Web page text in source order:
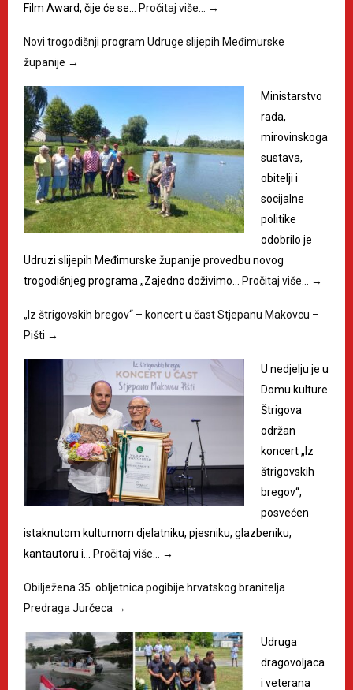
Film Award, čije će se…
Pročitaj više… →
Novi trogodišnji program Udruge slijepih Međimurske
županije →
Ministarstvo
rada,
mirovinskoga
sustava,
obitelji i
socijalne
politike
odobrilo je
Udruzi slijepih Međimurske županije provedbu novog
trogodišnjeg programa „Zajedno doživimo…
Pročitaj više… →
„Iz štrigovskih bregov“ – koncert u čast Stjepanu Makovcu –
Pišti →
U nedjelju je u
Domu kulture
Štrigova
održan
koncert „Iz
štrigovskih
bregov“,
posvećen
istaknutom kulturnom djelatniku, pjesniku, glazbeniku,
kantautoru i…
Pročitaj više… →
Obilježena 35. obljetnica pogibije hrvatskog branitelja
Predraga Jurčeca →
Udruga
dragovoljaca
i veterana